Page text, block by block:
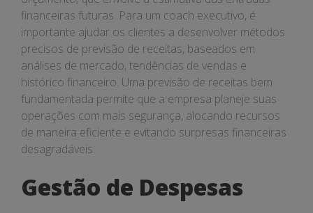
financeiras futuras. Para um coach executivo, é
importante ajudar os clientes a desenvolver métodos
precisos de previsão de receitas, baseados em
análises de mercado, tendências de vendas e
histórico financeiro. Uma previsão de receitas bem
fundamentada permite que a empresa planeje suas
operações com mais segurança, alocando recursos
de maneira eficiente e evitando surpresas financeiras
desagradáveis.
Gestão de Despesas